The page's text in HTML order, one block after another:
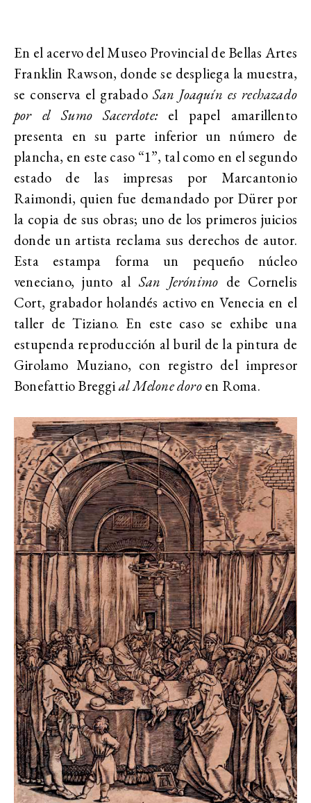
En el acervo del Museo Provincial de Bellas Artes
Franklin Rawson, donde se despliega la muestra,
se conserva el grabadoSan Joaquín es rechazado
por el Sumo Sacerdote: el papel amarillento
presenta en su parte inferior un número de
plancha, en este caso “1”, tal como en el segundo
estado de las impresas por Marcantonio
Raimondi, quien fue demandado por Dürer por
la copia de sus obras; uno de los primeros juicios
donde un artista reclama sus derechos de autor.
Esta estampa forma un pequeño núcleo
veneciano, junto alSan Jerónimo de Cornelis
Cort, grabador holandés activo en Venecia en el
taller de Tiziano. En este caso se exhibe una
estupenda reproducción al buril de la pintura de
Girolamo Muziano, con registro del impresor
Bonefattio Breggial Melone doroen Roma.